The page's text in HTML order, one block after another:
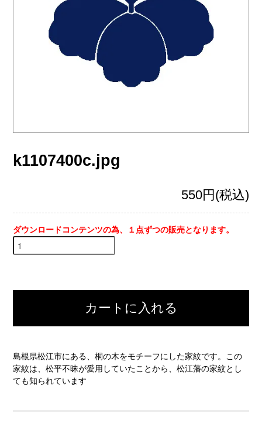
k1107400c.jpg
550円(税込)
ダウンロードコンテンツの為、１点ずつの販売となります。
カートに入れる
島根県松江市にある、桐の木をモチーフにした家紋です。この
家紋は、松平不昧が愛用していたことから、松江藩の家紋とし
ても知られています